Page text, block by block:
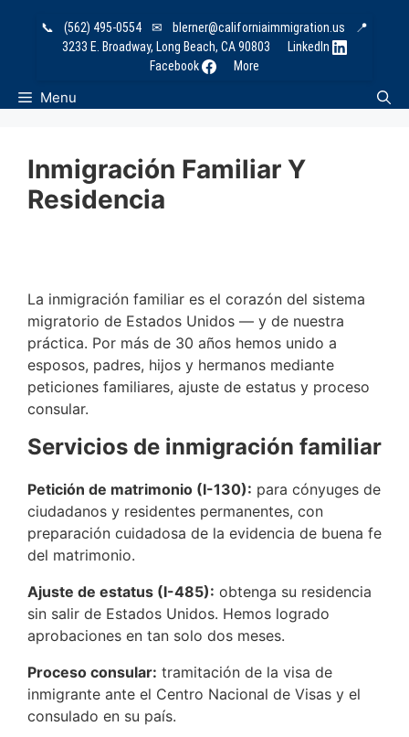
📞 (562) 495-0554 ✉ blerner@californiaimmigration.us
📍
3233 E. Broadway, Long Beach, CA 90803
LinkedIn
Facebook
More
Menu
Inmigración Familiar Y
Residencia
La inmigración familiar es el corazón del sistema
migratorio de Estados Unidos — y de nuestra
práctica. Por más de 30 años hemos unido a
esposos, padres, hijos y hermanos mediante
peticiones familiares, ajuste de estatus y proceso
consular.
Servicios de inmigración familiar
Petición de matrimonio (I-130): para cónyuges de
ciudadanos y residentes permanentes, con
preparación cuidadosa de la evidencia de buena fe
del matrimonio.
Ajuste de estatus (I-485): obtenga su residencia
sin salir de Estados Unidos. Hemos logrado
aprobaciones en tan solo dos meses.
Proceso consular: tramitación de la visa de
inmigrante ante el Centro Nacional de Visas y el
consulado en su país.